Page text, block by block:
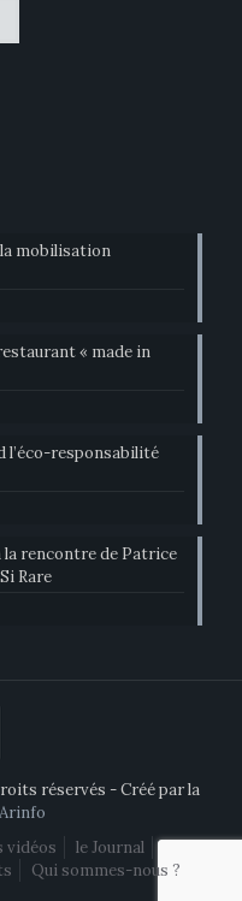
mobilisation
« made in
l’éco-responsabilité
la rencontre de Patrice
Rare
réservés - Créé par la
Arinfo
vidéos
le Journal
Qui sommes-nous ?